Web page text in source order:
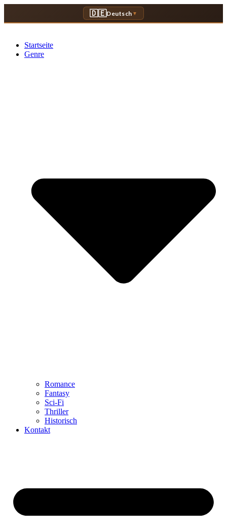
🇩🇪Deutsch ▼
springen
Startseite
Genre
Romance
Fantasy
Sci-Fi
Thriller
Historisch
Kontakt